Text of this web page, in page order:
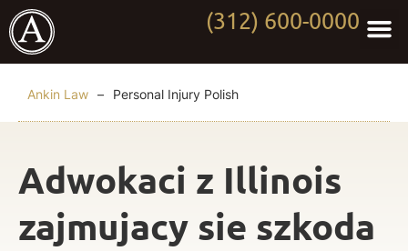
(312) 600-0000
Ankin Law – Personal Injury Polish
Adwokaci z Illinois
zajmujacy sie szkoda